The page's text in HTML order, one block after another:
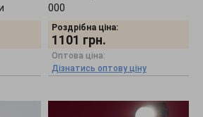
000
Роздрібна ціна:
1101 грн.
Оптова ціна:
Дізнатись оптову ціну